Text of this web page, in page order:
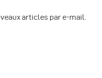
articles par e-mail.